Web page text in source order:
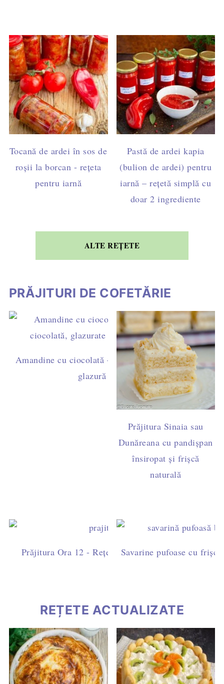
Tocană de ardei în sos de
roșii la borcan - rețeta
pentru iarnă
Pastă de ardei kapia
(bulion de ardei) pentru
iarnă – rețetă simplă cu
doar 2 ingrediente
ALTE REȚETE
PRĂJITURI DE COFETĂRIE
Amandine cu ciocolată – rețetă ușoară de casă, cu
glazură simplă (fără fondant)
Prăjitura Sinaia sau
Dunăreana cu pandișpan
însiropat și frișcă
naturală
Prăjitura Ora 12 - Rețetă ușoară cu blat de cacao,
Savarine pufoase cu
REȚETE ACTUALIZATE